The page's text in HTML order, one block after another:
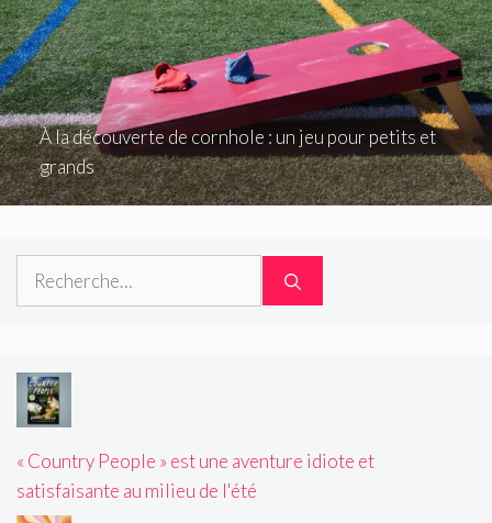
À la découverte de cornhole : un jeu pour petits et
grands
Rechercher :
« Country People » est une aventure idiote et
satisfaisante au milieu de l'été